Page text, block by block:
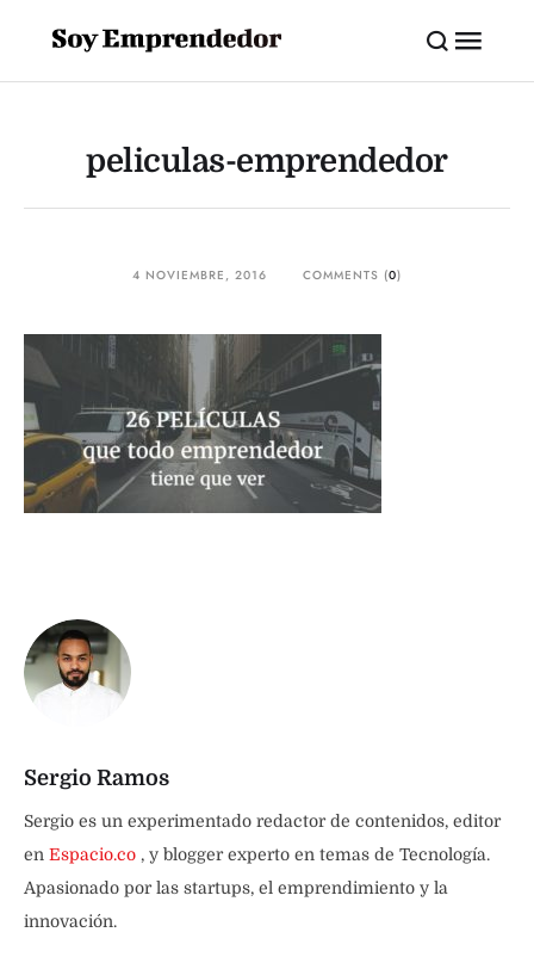
peliculas-emprendedor
4 NOVIEMBRE, 2016 COMMENTS (0)
Sergio Ramos
Sergio es un experimentado redactor de contenidos, editor
en Espacio.co , y blogger experto en temas de Tecnología.
Apasionado por las startups, el emprendimiento y la
innovación.